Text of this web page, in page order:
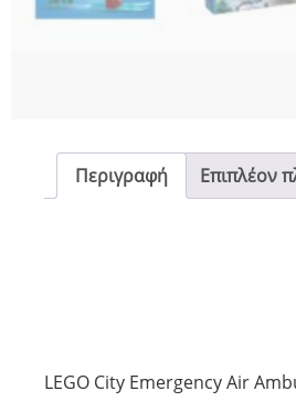
Περιγραφή Επιπλέον
LEGO City Emergency Air